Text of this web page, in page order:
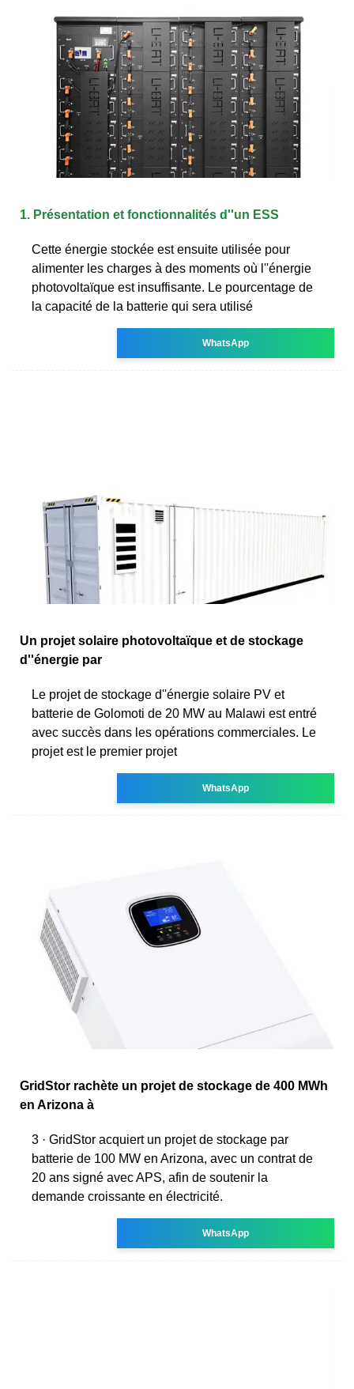
1. Présentation et fonctionnalités d''un ESS
Cette énergie stockée est ensuite utilisée pour
alimenter les charges à des moments où l''énergie
photovoltaïque est insuffisante. Le pourcentage de
la capacité de la batterie qui sera utilisé
WhatsApp
Un projet solaire photovoltaïque et de stockage
d''énergie par
Le projet de stockage d''énergie solaire PV et
batterie de Golomoti de 20 MW au Malawi est entré
avec succès dans les opérations commerciales. Le
projet est le premier projet
WhatsApp
GridStor rachète un projet de stockage de 400 MWh
en Arizona à
3 · GridStor acquiert un projet de stockage par
batterie de 100 MW en Arizona, avec un contrat de
20 ans signé avec APS, afin de soutenir la
demande croissante en électricité.
WhatsApp